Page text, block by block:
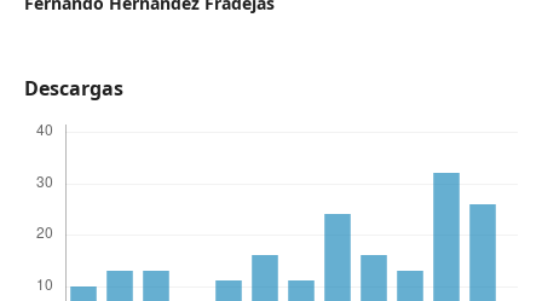
Descargas